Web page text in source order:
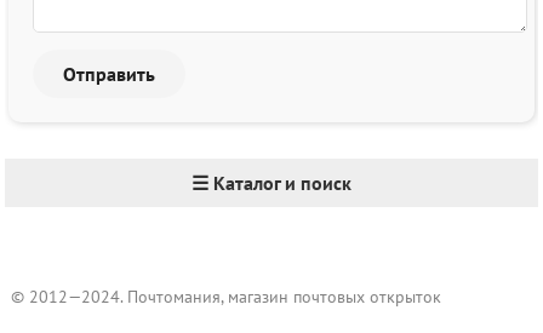
☰ Каталог и поиск
© 2012—2024. Почтомания, магазин почтовых открыток